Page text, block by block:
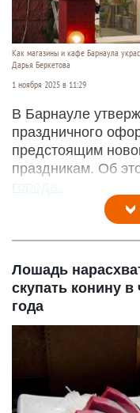
Как магазины и кафе Барнаула
Дарья Беркетова
1 ноября 2025 в 11:29
В Барнауле
праздничного
предстоящим
праздникам. Об
города.
Лошадь
скупать конину
года